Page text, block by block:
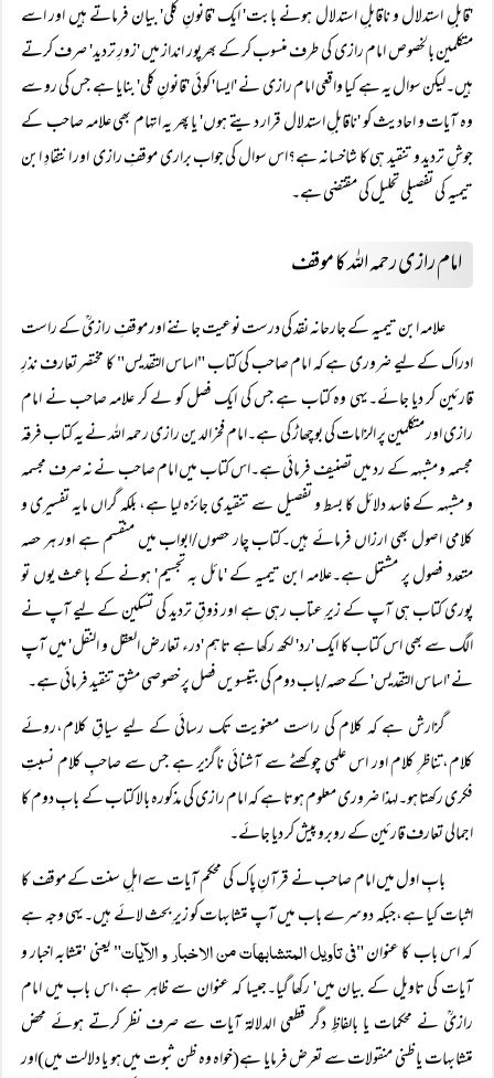
'قابلِ استدلال و ناقابلِ استدلال ہونے بابت' ایک 'قانونِ کلی' بیان فرماتے ہیں اور اسے
متکلمین بالخصوص امام رازی کی طرف منسوب کر کے بھرپور انداز میں 'زورِ تردید' صرف کرتے
ہیں۔لیکن سوال یہ ہے کیا واقعی امام رازی نے 'ایسا' کوئی 'قانونِ کلی' بنایا ہے جس کی رو سے
وہ آیات و احادیث کو 'ناقابلِ استدلال قرار دیتے ہوں' یا پھر یہ اتہام بھی علامہ صاحب کے
جوشِ تردید و تنقید ہی کا شاخسانہ ہے؟اس سوال کی جواب براری موقفِ رازی اور انتقادِ ابن
تیمیہ کی تفصیلی تحلیل کی مقتضی ہے۔
امام رازی رحمہ اللہ کا موقف
علامہ ابن تیمیہ کے جارحانہ نقد کی درست نوعیت جاننے اور موقفِ رازیؒ کے راست
ادراک کے لیے ضروری ہے کہ امام صاحب کی کتاب "اساس التقدیس" کا مختصر تعارف نذرِ
قارئین کر دیا جائے۔یہی وہ کتاب ہے جس کی ایک فصل کو لے کر علامہ صاحب نے امام
رازی اور متکلمین پر الزامات کی بوچھاڑ کی ہے۔امام فخرالدین رازی رحمہ اللہ نے یہ کتاب فرقہ
مجسمہ و مشبہہ کے رد میں تصنیف فرمائی ہے۔اس کتاب میں امام صاحب نے نہ صرف مجسمہ
و مشبہہ کے فاسد دلائل کا بسط و تفصیل سے تنقیدی جائزہ لیا ہے، بلکہ گراں مایہ تفسیری و
کلامی اصول بھی ارزاں فرمائے ہیں۔کتاب چار حصوں/ابواب میں منقسم ہے اور ہر حصہ
متعدد فصول پر مشتمل ہے۔علامہ ابن تیمیہ کے 'مائل بہ تجسیم' ہونے کے باعث یوں تو
پوری کتاب ہی آپ کے زیرِ عتاب رہی ہے اور ذوقِ تردید کی تسکین کے لیے آپ نے
الگ سے بھی اس کتاب کا ایک 'رد' لکھ رکھا ہے تاہم 'درء تعارض العقل و النقل' میں آپ
نے 'اساس التقدیس' کے حصہ/باب دوم کی بتیسویں فصل پر خصوصی مشقِ تنقید فرمائی ہے۔
گزارش ہے کہ کلام کی راست معنویت تک رسائی کے لیے سیاقِ کلام،روئے
کلام،تناظرِ کلام اور اس علمی چوکھٹے سے آشنائی ناگزیر ہے جس سے صاحبِ کلام نسبتِ
فکری رکھتا ہو۔لہذا ضروری معلوم ہوتا ہے کہ امام رازی کی مذکورہ بالا کتاب کے بابِ دوم کا
اجمالی تعارف قارئین کے روبرو پیش کر دیا جائے۔
بابِ اول میں امام صاحب نے قرآنِ پاک کی محکم آیات سے اہلِ سنت کے موقف کا
اثبات کیا ہے،جبکہ دوسرے باب میں آپ متشابہات کو زیرِ بحث لائے ہیں۔یہی وجہ ہے
کہ اس باب کا عنوان "فی تاویل المتشابہات من الاخبار و الآیات" یعنی 'متشابہ اخبار و
آیات کی تاویل کے بیان میں' رکھا گیا۔جیسا کہ عنوان سے ظاہر ہے،اس باب میں امام
رازیؒ نے محکمات یا بالفاظِ دگر قطعی الدلالۃ آیات سے صرف نظر کرتے ہوئے محض
متشابہات یا ظنی منقولات سے تعرض فرمایا ہے(خواہ وہ ظن ثبوت میں ہو یا دلالت میں)اور